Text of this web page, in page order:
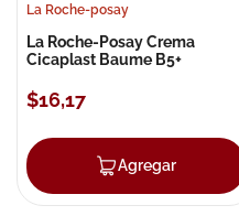
La Roche-posay
La Roche-Posay Crema
Cicaplast Baume B5+
$16,17
Agregar